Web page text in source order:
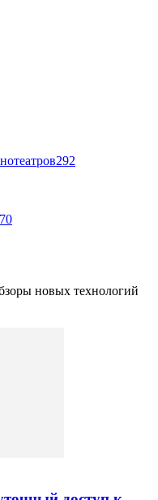
292
новых технологий